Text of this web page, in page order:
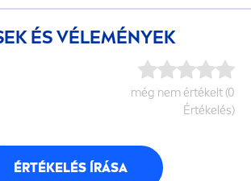
ÉS VÉLEMÉNYEK
még nem értékelt (0
Értékelés)
ÉRTÉKELÉS ÍRÁSA